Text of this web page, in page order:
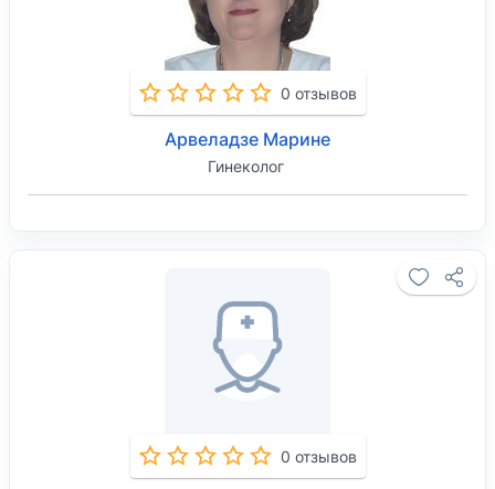
0 отзывов
Арвеладзе Марине
Гинеколог
0 отзывов